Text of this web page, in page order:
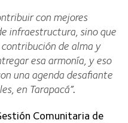
con mejores
infraestructura, sino que
de alma y
esa armonía, y eso
una agenda desafiante
en Tarapacá”.
Comunitaria de